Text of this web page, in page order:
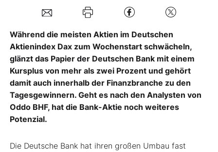
Folgen Sie uns
Kontakt
Während die meisten Aktien im Deutschen
Aktienindex Dax zum Wochenstart schwächeln,
glänzt das Papier der Deutschen Bank mit einem
Kursplus von mehr als zwei Prozent und gehört
damit auch innerhalb der Finanzbranche zu den
Tagesgewinnern. Geht es nach den Analysten von
Oddo BHF, hat die Bank-Aktie noch weiteres
Potenzial.
Die Deutsche Bank hat ihren großen Umbau fast